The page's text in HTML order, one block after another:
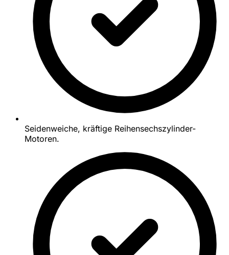
Seidenweiche, kräftige Reihensechszylinder-
Motoren.